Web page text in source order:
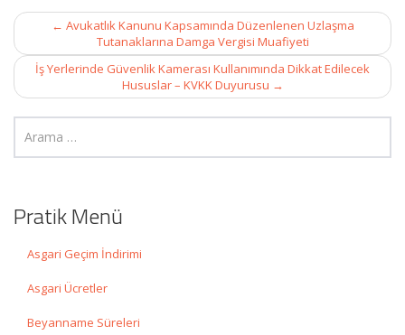
Post
navigation
← Avukatlık Kanunu Kapsamında Düzenlenen Uzlaşma
Tutanaklarına Damga Vergisi Muafiyeti
İş Yerlerinde Güvenlik Kamerası Kullanımında Dikkat Edilecek
Hususlar – KVKK Duyurusu →
Pratik Menü
Asgari Geçim İndirimi
Asgari Ücretler
Beyanname Süreleri